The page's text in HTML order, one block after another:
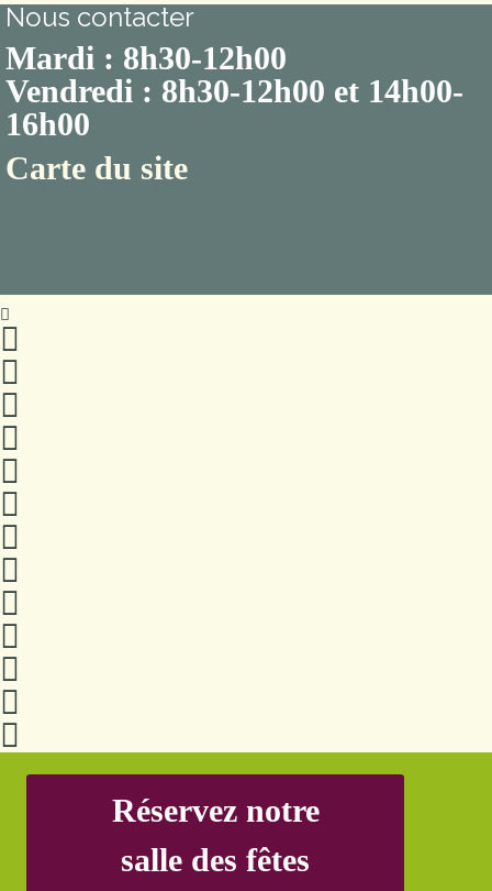
Nous contacter
Mardi : 8h30-12h00
Vendredi : 8h30-12h00 et 14h00-
16h00
Carte du site
Réservez notre
salle des fêtes